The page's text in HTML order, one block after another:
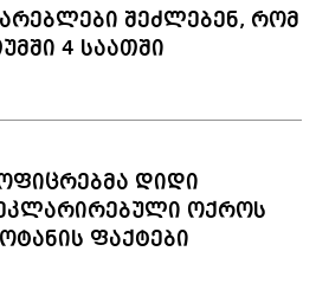
შეძლებენ, რომ
4 საათში
ოფიცრებმა დიდი
ოქროს
ფაქტები